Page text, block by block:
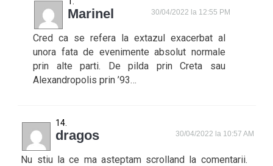
Marinel 30/04/2022 la 12:55 PM
Cred ca se refera la extazul exacerbat al
unora fata de evenimente absolut normale
prin alte parti. De pilda prin Creta sau
Alexandropolis prin ’93…
dragos 30/04/2022 la 10:57 AM
Nu stiu la ce ma asteptam scrolland la comentarii.